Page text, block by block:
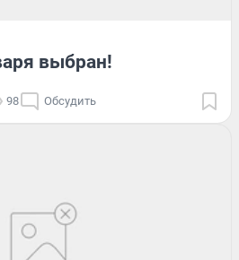
выбран!
98 Обсудить